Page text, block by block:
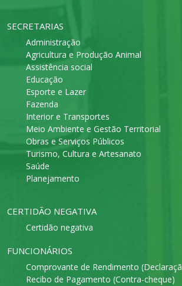
SECRETARIAS
Administração
Agricultura e Produção Animal
Assistência social
Educação
Esporte e Lazer
Fazenda
Interior e Transportes
Meio Ambiente e Gestão Territorial
Obras e Serviços Públicos
Turismo, Cultura e Artesanato
Saúde
Planejamento
CERTIDÃO NEGATIVA
Certidão negativa
FUNCIONÁRIOS
Comprovante de Rendimento
Recibo de Pagamento (Contra-cheque)